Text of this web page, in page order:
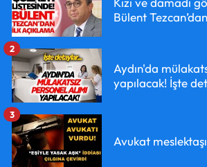
Bülent
Aydın'da
yapılacak! İşte
2
Avukat
3